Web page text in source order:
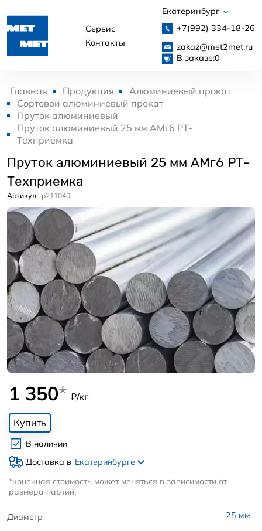
Сервис
Контакты
Екатеринбург
+7(992) 334-18-26
zakaz@met2met.ru
В заказе:0
Главная Продукция
Алюминиевый прокат
Сортовой алюминиевый прокат
Пруток алюминиевый
Пруток алюминиевый 25 мм АМг6 РТ-
Техприемка
Пруток алюминиевый 25 мм АМг6 РТ-
Техприемка
Артикул. p211040
Диаметр 25 мм
1 350* ₽/кг
Купить
В наличии
Доставка в Екатеринбурге
*конечная стоимость может меняться в зависимости от
размера партии.